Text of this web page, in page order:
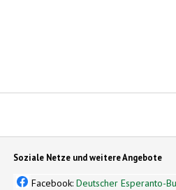
Soziale Netze und weitere Angebote
Facebook:Deutscher Esperanto-